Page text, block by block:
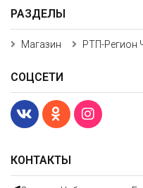
КОНТАКТЫ
РАЗДЕЛЫ
Магазин РТП-Регион
СОЦСЕТИ